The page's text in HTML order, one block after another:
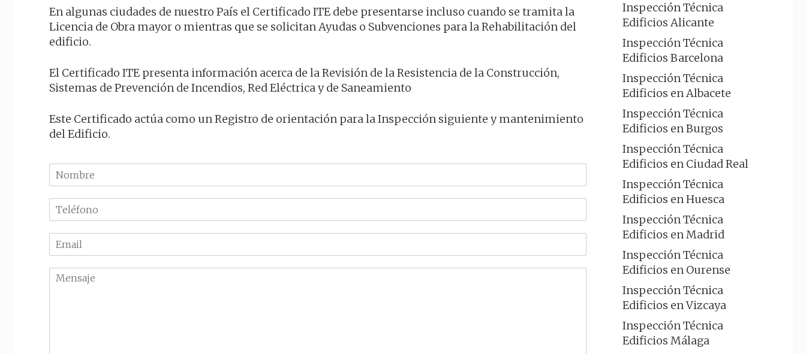
En algunas ciudades de nuestro País el Certificado ITE debe presentarse incluso cuando se tramita la
Licencia de Obra mayor o mientras que se solicitan Ayudas o Subvenciones para la Rehabilitación del
edificio.
El Certificado ITE presenta información acerca de la Revisión de la Resistencia de la Construcción,
Sistemas de Prevención de Incendios, Red Eléctrica y de Saneamiento
Este Certificado actúa como un Registro de orientación para la Inspección siguiente y mantenimiento
del Edificio.
N
o
m
r
e
e
l
f
o
m
a
M
Inspección Técnica
Edificios Alicante
Inspección Técnica
Edificios Barcelona
Inspección Técnica
Edificios en Albacete
Inspección Técnica
Edificios en Burgos
Inspección Técnica
Edificios en Ciudad Real
Inspección Técnica
Edificios en Huesca
Inspección Técnica
Edificios en Madrid
Inspección Técnica
Edificios en Ourense
Inspección Técnica
Edificios en Vizcaya
Inspección Técnica
Edificios Málaga